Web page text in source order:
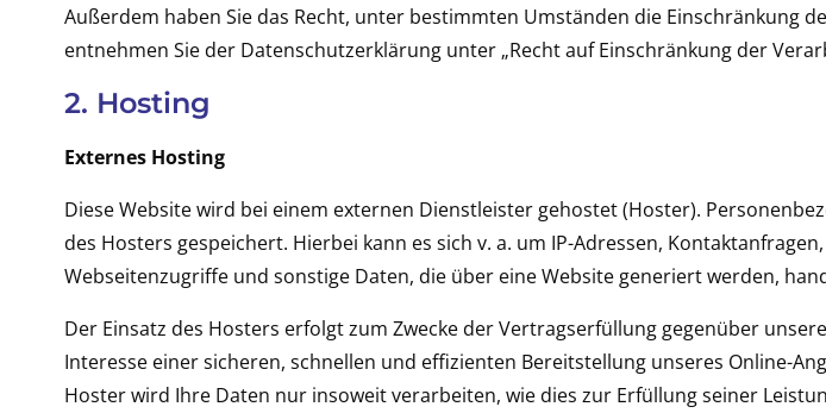
Außerdem haben Sie das Recht, unter bestimmten Umständen die Einschränkung
entnehmen Sie der Datenschutzerklärung unter „Recht auf Einschränkung der
2. Hosting
Externes Hosting
Diese Website wird bei einem externen Dienstleister gehostet (Hoster).
des Hosters gespeichert. Hierbei kann es sich v. a. um IP-Adressen,
Webseitenzugriffe und sonstige Daten, die über eine Website generiert werden,
Der Einsatz des Hosters erfolgt zum Zwecke der Vertragserfüllung gegenüber
Interesse einer sicheren, schnellen und effizienten Bereitstellung unseres Online-
Hoster wird Ihre Daten nur insoweit verarbeiten, wie dies zur Erfüllung seiner